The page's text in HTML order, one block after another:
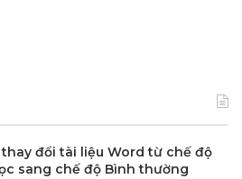
thay đổi tài liệu Word từ chế độ
sang chế độ Bình thường